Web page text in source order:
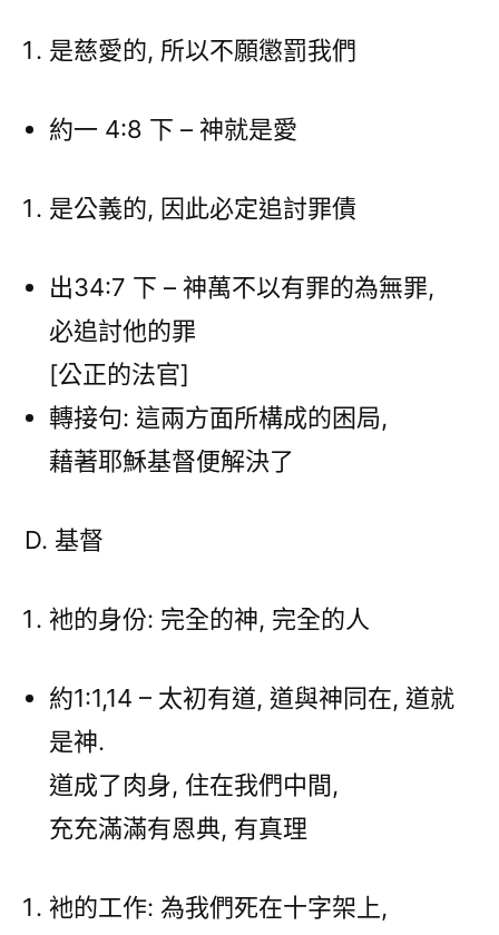
是慈愛的, 所以不願懲罰我們
約一 4:8 下 – 神就是愛
是公義的, 因此必定追討罪債
出34:7 下 – 神萬不以有罪的為無罪,
必追討他的罪
[公正的法官]
轉接句: 這兩方面所構成的困局,
藉著耶穌基督便解決了
D. 基督
衪的身份: 完全的神, 完全的人
約1:1,14 – 太初有道, 道與神同在, 道就
是神.
道成了肉身, 住在我們中間,
充充滿滿有恩典, 有真理
衪的工作: 為我們死在十字架上,